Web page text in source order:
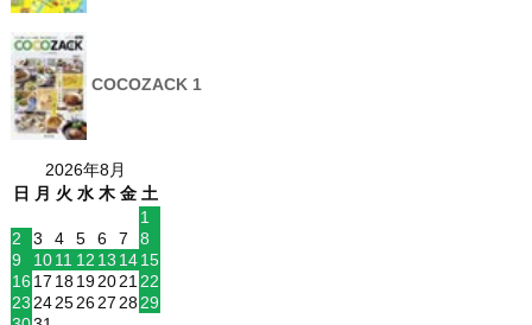
COCOZACK 1
2026年8月
日
月 火 水 木 金 土
1
2
3 4 5 6 7
8
9
1011 12 13 1415
16 17 18192021 22
23 24252627 2829